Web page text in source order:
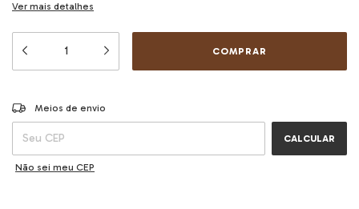
Ver mais detalhes
Entregas para o CEP:
Meios de envio
CALCULAR
Não sei meu CEP